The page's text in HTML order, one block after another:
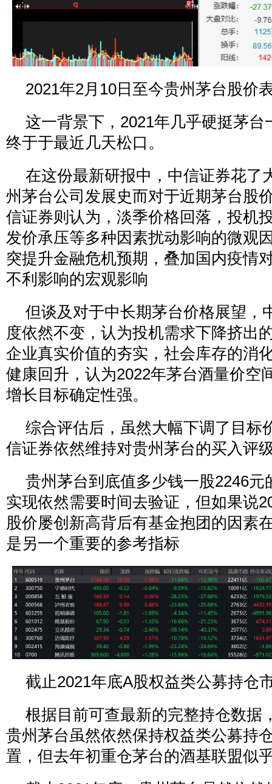
2021年2月10日至今贵州茅台股价
这一背景下，2021年几乎硬挺茅台
终于于最近几天松口。
在这份最新研报中，中信证券花了
州茅台公司发展史而对于近期茅台股
信证券则认为，淡季价格回落，投机
发价承压等多种因素扰动影响的微观
突提升金融危机预期，叠加国内疫情
不利影响的宏观影响
但谈及对于中长期茅台价格展望，
度依然不变，认为投机需求下降挤出
企业真实价值的夯实，社会库存的消
健康回升，认为2022年茅台酒量价空
增长目标确定性强。
综合评估后，虽然大幅下调了目标
信证券依然维持对贵州茅台的买入评
贵州茅台到底值多少钱一股2246元
实现依然需要时间去验证，但如果说
股价屡创新高背后有基金抱团的因素
是另一个重要的参考指标
截止2021年底A股权益类公募持仓
根据目前可查最新的完整持仓数据
贵州茅台虽然依然保持权益类公募持
置，但去年初重仓茅台的酒基联盟似